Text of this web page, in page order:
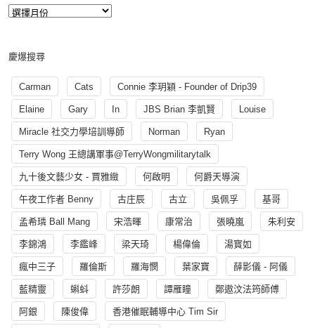
慶爆搜尋
Carman Cats Connie 李玥穎 - Founder of Drip39
Elaine Gary In JBS Brian 李凱賢 Louise
Miracle 社交力學培訓導師 Norman Ryan
Terry Wong 王總講軍事@TerryWongmilitarytalk
九十後文藝少女 - 賈雅緻 何啟明 何爵天導演
午夜工作者 Benny 古庄辰 古立 吳佩孚 基哥
孟希璘 Ball Mang 宋浩暉 康常治 張曉嵐 朱利安
李錦鴻 李鑑峰 梁天琦 楊偉倫 湯寳如
瘋中三子 羅倫斯 羅海憫 葉家寶 薛影儀 - 阿儀
藍精靈 蝌蚪 許莎朗 譚雁瞳 鄭遨汶法筠師傅
阿銀 陳俊偉 香港催眠輔導中心 Tim Sir